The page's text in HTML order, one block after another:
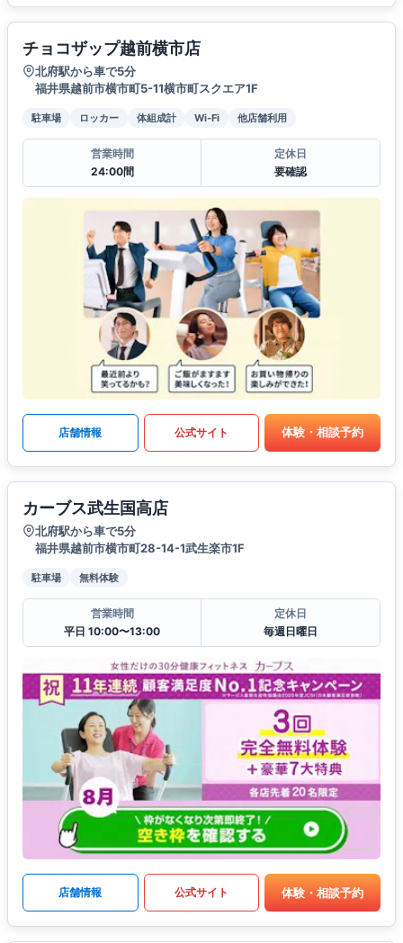
チョコザップ越前横市店
北府駅から車で5分
福井県越前市横市町5-11横市町スクエア1F
駐車場 ロッカー 体組成計 Wi-Fi 他店舗利用
営業時間
24:00間
定休日
要確認
店舗情報 公式サイト 体験・相談予約
カーブス武生国高店
北府駅から車で5分
福井県越前市横市町28-14-1武生楽市1F
駐車場 無料体験
営業時間
平日 10:00〜13:00
定休日
毎週日曜日
店舗情報 公式サイト 体験・相談予約